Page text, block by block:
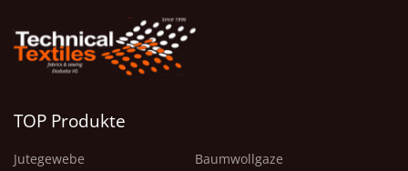
TOP Produkte
Jutegewebe
Baumwollgaze